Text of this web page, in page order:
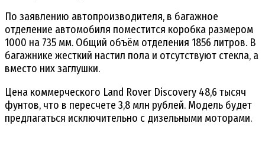
По заявлению автопроизводителя, в багажное
отделение автомобиля поместится коробка размером
1000 на 735 мм. Общий объём отделения 1856 литров. В
багажнике жесткий настил пола и отсутствуют стекла, а
вместо них заглушки.
Цена коммерческого Land Rover Discovery 48,6 тысяч
фунтов, что в пересчете 3,8 млн рублей. Модель будет
предлагаться исключительно с дизельными моторами.